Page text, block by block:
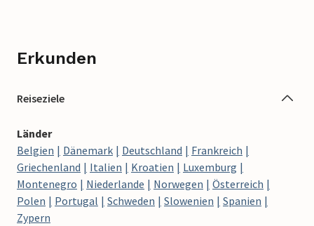
Erkunden
Reiseziele
Länder
Belgien
Dänemark Deutschland
Frankreich
Griechenland
Italien Kroatien
Luxemburg
Montenegro
Niederlande Norwegen
Österreich
Polen
Portugal Schweden Slowenien
Spanien
Zypern